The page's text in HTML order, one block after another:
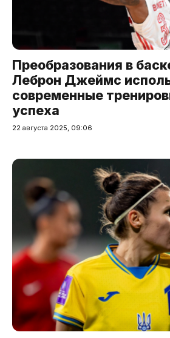
Преобразования в
Леброн Джеймс
современные
успеха
22 августа 2025, 09:06